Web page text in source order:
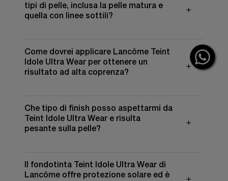
tipi di pelle, inclusa la pelle matura e
quella con linee sottili?
Come dovrei applicare Lancôme Teint
Idole Ultra Wear per ottenere un
risultato ad alta coprenza?
Che tipo di finish posso aspettarmi da
Teint Idole Ultra Wear e risulta
pesante sulla pelle?
Il fondotinta Teint Idole Ultra Wear di
Lancôme offre protezione solare ed è